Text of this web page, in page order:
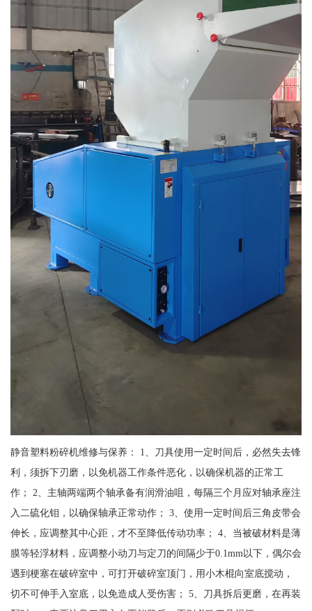
静音塑料粉碎机维修与保养： 1、刀具使用一定时间后，必然失去锋
利，须拆下刃磨，以免机器工作条件恶化，以确保机器的正常工
作； 2、主轴两端两个轴承备有润滑油咀，每隔三个月应对轴承座注
入二硫化钼，以确保轴承正常动作； 3、使用一定时间后三角皮带会
伸长，应调整其中心距，才不至降低传动功率； 4、当被破材料是薄
膜等轻浮材料，应调整小动刀与定刀的间隔少于0.1mm以下，偶尔会
遇到梗塞在破碎室中，可打开破碎室顶门，用小木棍向室底搅动，
切不可伸手入室底，以免造成人受伤害； 5、刀具拆后更磨，在再装